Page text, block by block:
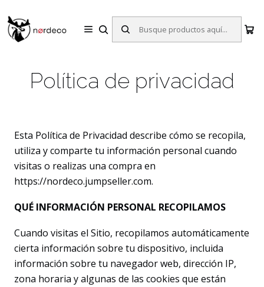
Inicio Política de privacidad
Política de privacidad
Esta Política de Privacidad describe cómo se recopila,
utiliza y comparte tu información personal cuando
visitas o realizas una compra en
https://nordeco.jumpseller.com.
QUÉ INFORMACIÓN PERSONAL RECOPILAMOS
Cuando visitas el Sitio, recopilamos automáticamente
cierta información sobre tu dispositivo, incluida
información sobre tu navegador web, dirección IP,
zona horaria y algunas de las cookies que están